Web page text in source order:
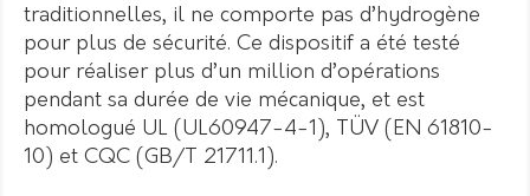
traditionnelles, il ne comporte pas d’hydrogène
pour plus de sécurité. Ce dispositif a été testé
pour réaliser plus d’un million d’opérations
pendant sa durée de vie mécanique, et est
homologué UL (UL60947-4-1), TÜV (EN 61810-
10) et CQC (GB/T 21711.1).